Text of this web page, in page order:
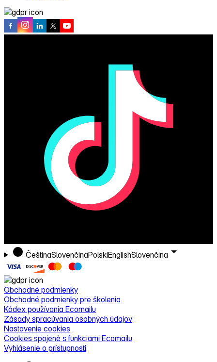
ČeštinaSlovenčinaPolskiEnglishSlovenčina
Obchodné podmienky
Obchodné podmienky pre školenia
Kódex používania Ecomailu
Zásady spracúvania osobných údajov
Nastavenie cookies
Cookies spojené s funkciami Ecomailu
Vyhlásenie o prístupnosti